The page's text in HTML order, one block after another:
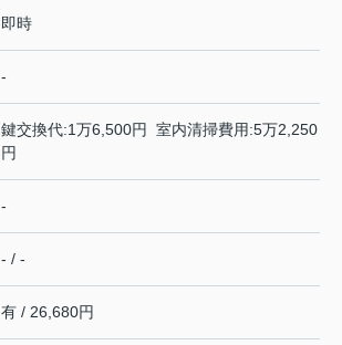
即時
-
鍵交換代:1万6,500円 室内清掃費用:5万2,250
円
-
- / -
有 / 26,680円